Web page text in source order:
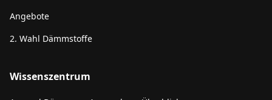
Angebote
2. Wahl Dämmstoffe
Wissenszentrum